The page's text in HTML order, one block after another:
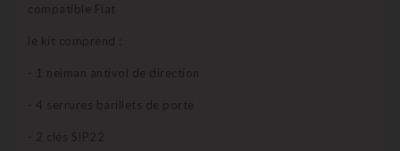
compatible Fiat
le kit comprend :
- 1 neiman antivol de direction
- 4 serrures barillets de porte
- 2 clés SIP22